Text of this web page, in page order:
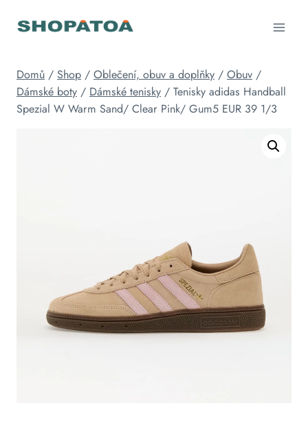
Domů / Shop / Oblečení, obuv a doplňky / Obuv /
Dámské boty / Dámské tenisky / Tenisky adidas Handball
Spezial W Warm Sand/ Clear Pink/ Gum5 EUR 39 1/3